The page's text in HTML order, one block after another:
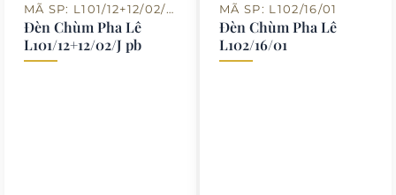
MÃ SP: L101/12+12/02/J PB
Đèn Chùm Pha Lê
L101/12+12/02/J pb
MÃ SP: L102/16/01
Đèn Chùm Pha Lê
L102/16/01